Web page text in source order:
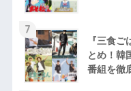
7
『三食
とめ！韓
番組を徹